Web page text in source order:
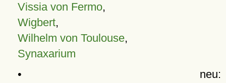
Vissia von Fermo,
Wigbert,
Wilhelm von Toulouse,
Synaxarium
• neu: